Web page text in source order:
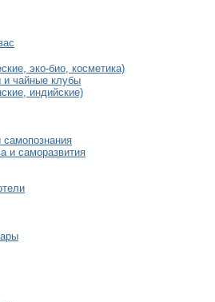
эко-био, косметика)
и чайные клубы
индийские)
самопознания
и саморазвития